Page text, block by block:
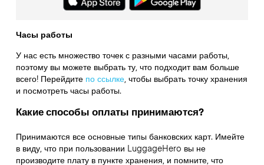
Часы работы
У нас есть множество точек с разными часами работы,
поэтому вы можете выбрать ту, что подходит вам больше
всего! Перейдите по ссылке, чтобы выбрать точку хранения
и посмотреть часы работы.
Какие способы оплаты принимаются?
Принимаются все основные типы банковских карт. Имейте
в виду, что при пользовании LuggageHero вы не
производите плату в пункте хранения, и помните, что